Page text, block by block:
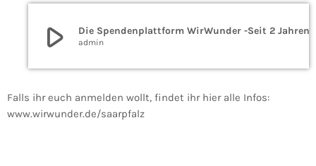
play_arrow admin
Falls ihr euch anmelden wollt, findet ihr hier alle Infos:
www.wirwunder.de/saarpfalz